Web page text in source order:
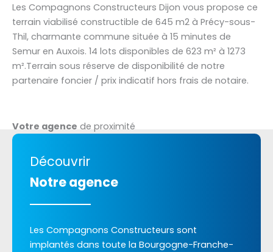
Les Compagnons Constructeurs Dijon vous propose ce
terrain viabilisé constructible de 645 m2 à Précy-sous-
Thil, charmante commune située à 15 minutes de
Semur en Auxois. 14 lots disponibles de 623 m² à 1273
m².Terrain sous réserve de disponibilité de notre
partenaire foncier / prix indicatif hors frais de notaire.
Votre agence de proximité
Découvrir
Notre agence
Les Compagnons Constructeurs sont
implantés dans toute la Bourgogne-Franche-